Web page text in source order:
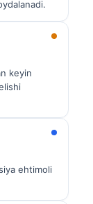
keyin
ehtimoli